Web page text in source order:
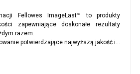
Fellowes ImageLast™ to produkty
zapewniające doskonałe rezultaty
razem.
potwierdzające najwyższą jakość i...